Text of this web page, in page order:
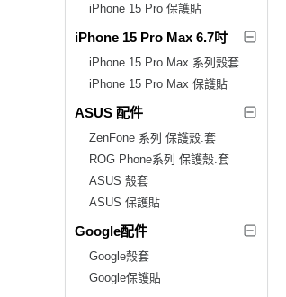
iPhone 15 Pro 保護貼
iPhone 15 Pro Max 6.7吋
iPhone 15 Pro Max 系列殼套
iPhone 15 Pro Max 保護貼
ASUS 配件
ZenFone 系列 保護殼.套
ROG Phone系列 保護殼.套
ASUS 殼套
ASUS 保護貼
Google配件
Google殼套
Google保護貼